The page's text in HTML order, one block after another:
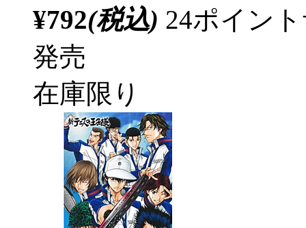
¥792(税込) 24ポイン
発売
在庫限り